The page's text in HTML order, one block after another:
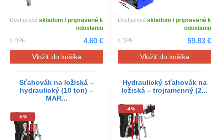
Dostupnosťskladom / pripravené k
odoslaniu
s DPH 4.60 €
Vložiť do košíka
Dostupnosťskladom / pripravené k
odoslaniu
s DPH 59.83 €
Vložiť do košíka
Sťahovák na ložiská –
hydraulický (10 ton) –
MAR...
-5%
Hydraulický sťahovák na
ložiská – trojramenný (2...
-4%